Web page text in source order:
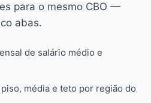
para o mesmo CBO —
abas.
de salário médio e
piso, média e teto por região do